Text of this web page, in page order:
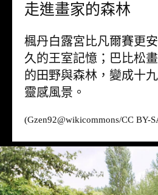
走進畫家的森林
楓丹白露宮比凡爾賽更
久的王室記憶；巴比松
的田野與森林，變成十
靈感風景。
(Gzen92@wikicommons/CC BY-